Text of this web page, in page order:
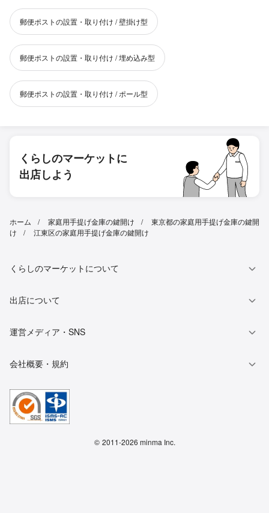
郵便ポストの設置・取り付け / 壁掛け型
郵便ポストの設置・取り付け / 埋め込み型
郵便ポストの設置・取り付け / ポール型
くらしのマーケットに
出店しよう
ホーム 家庭用手提げ金庫の鍵開け
東京都の家庭用手提げ金庫の鍵開
け
江東区の家庭用手提げ金庫の鍵開け
くらしのマーケットについて
出店について
運営メディア・SNS
会社概要・規約
© 2011-2026 minma Inc.